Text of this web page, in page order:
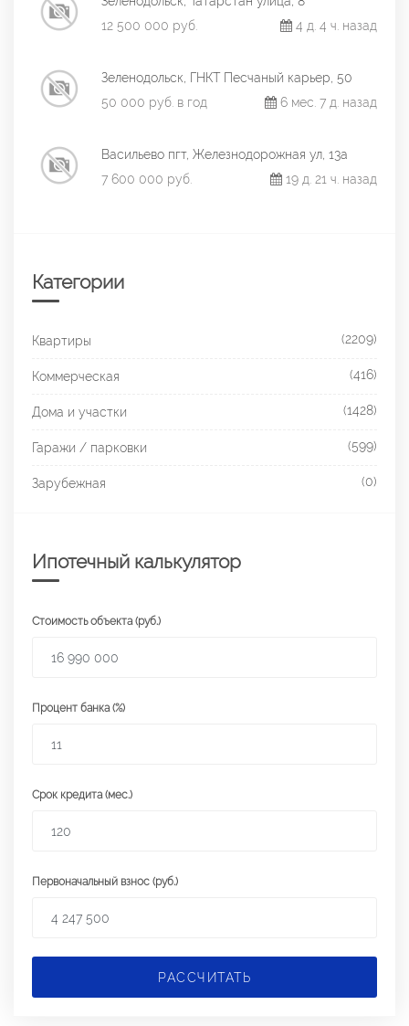
12 500 000 руб.
4 д. 4 ч. назад
Зеленодольск, ГНКТ Песчаный карьер, 50
50 000 руб. в год
6 мес. 7 д. назад
Васильево пгт, Железнодорожная ул, 13а
7 600 000 руб.
19 д. 21 ч. назад
Категории
Квартиры (2209)
Коммерческая (416)
Дома и участки (1428)
Гаражи / парковки (599)
Зарубежная (0)
Ипотечный калькулятор
Стоимость объекта (руб.)
Процент банка (%)
Срок кредита (мес.)
Первоначальный взнос (руб.)
РАССЧИТАТЬ